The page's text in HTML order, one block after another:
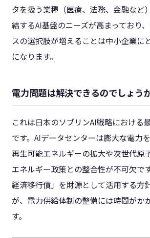
タを扱う業種（医療、法務、金融など
結するAI基盤のニーズが高まっており
スの選択肢が増えることは中小企業に
になります。
電力問題は解決できるのでしょう
これは日本のソブリンAI戦略における
です。AIデータセンターは膨大な電力
再生可能エネルギーの拡大や次世代原
エネルギー政策との整合性が不可欠で
経済移行債」を財源として活用する方
が、電力供給体制の整備には時間がか
す。